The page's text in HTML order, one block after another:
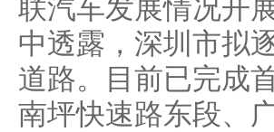
联汽车发展情况开
中透露，深圳市拟
道路。目前已完成
南坪快速路东段、